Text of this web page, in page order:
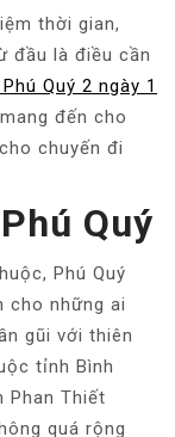
thời gian,
đầu là điều cần
Quý 2 ngày 1
đến cho
chuyến đi
Quý
Phú Quý
cho những ai
gũi với thiên
tỉnh Bình
Phan Thiết
quá rộng